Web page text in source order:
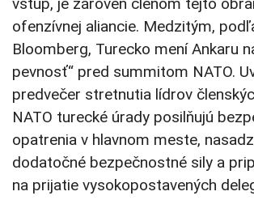
ofenzívnej aliancie. Medzitým,
Bloomberg, Turecko mení Ankaru
pevnosť“ pred summitom NATO.
predvečer stretnutia lídrov
NATO turecké úrady posilňujú
opatrenia v hlavnom meste,
dodatočné bezpečnostné sily a
na prijatie vysokopostavených